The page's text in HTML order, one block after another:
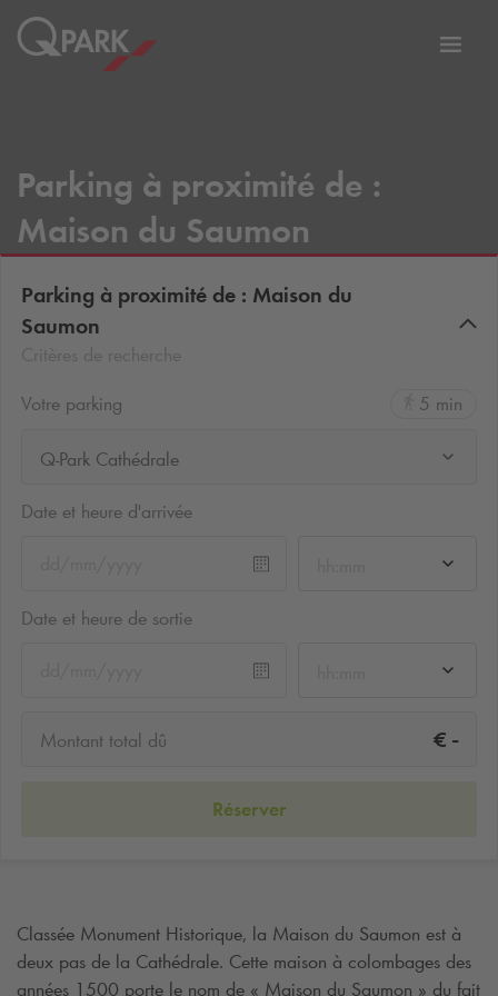
Parking à proximité de :
Maison du Saumon
Parking à proximité de : Maison du
Saumon
Votre parking
5 min
Q-Park Cathédrale
Date et heure d'arrivée
Date et heure de sortie
Montant total dû € -
Réserver
Classée Monument Historique, la Maison du Saumon est à
deux pas de la Cathédrale. Cette maison à colombages des
années 1500 porte le nom de « Maison du Saumon » du fait